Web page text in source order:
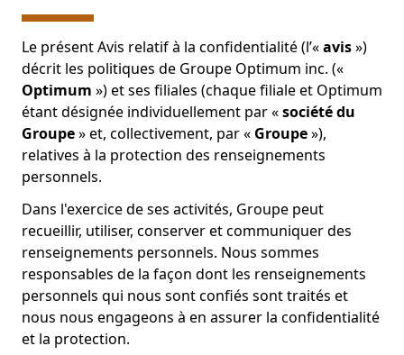
Le présent Avis relatif à la confidentialité (l’«avis»)
décrit les politiques de Groupe Optimum inc. («
Optimum ») et ses filiales (chaque filiale et Optimum
étant désignée individuellement par «société du
Groupe» et, collectivement, par « Groupe»),
relatives à la protection des renseignements
personnels.
Dans l'exercice de ses activités, Groupe peut
recueillir, utiliser, conserver et communiquer des
renseignements personnels. Nous sommes
responsables de la façon dont les renseignements
personnels qui nous sont confiés sont traités et
nous nous engageons à en assurer la confidentialité
et la protection.